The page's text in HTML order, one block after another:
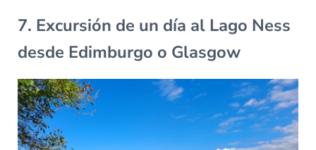
7. Excursión de un día al Lago Ness
desde Edimburgo o Glasgow